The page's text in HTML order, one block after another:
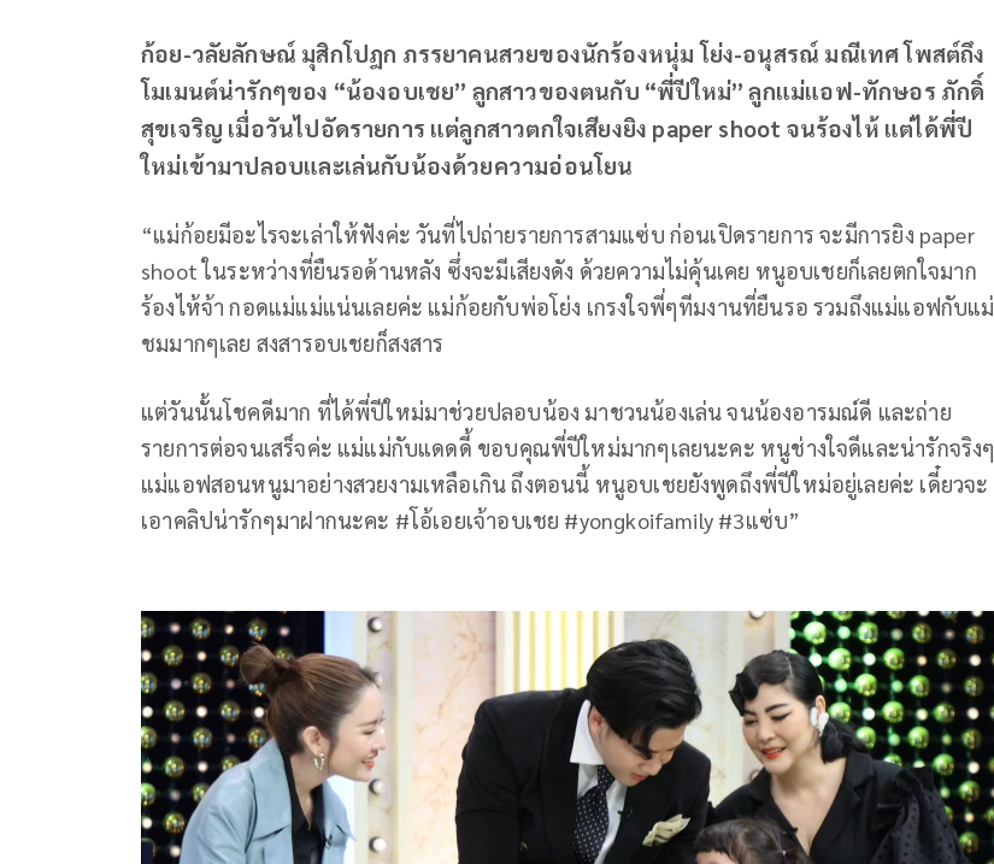
ก้อย-วลัยลักษณ์ มุสิกโปฎก ภรรยาคนสวยของนักร้องหนุ่ม โย่ง-อนุสรณ์ มณีเทศ โพสต์ถึง
โมเมนต์น่ารักๆของ “น้องอบเชย” ลูกสาวของตนกับ “พี่ปีใหม่” ลูกแม่แอฟ-ทักษอร ภักดิ์
สุขเจริญ เมื่อวันไปอัดรายการ แต่ลูกสาวตกใจเสียงยิง paper shoot จนร้องไห้ แต่ได้พี่ปี
ใหม่เข้ามาปลอบและเล่นกับน้องด้วยความอ่อนโยน
“แม่ก้อยมีอะไรจะเล่าให้ฟังค่ะ วันที่ไปถ่ายรายการสามแซ่บ ก่อนเปิดรายการ จะมีการยิง paper
shoot ในระหว่างที่ยืนรอด้านหลัง ซึ่งจะมีเสียงดัง ด้วยความไม่คุ้นเคย หนูอบเชยก็เลยตกใจมาก
ร้องไห้จ้า กอดแม่แม่แน่นเลยค่ะ แม่ก้อยกับพ่อโย่ง เกรงใจพี่ๆทีมงานที่ยืนรอ รวมถึงแม่แอฟกับแม่
ชมมากๆเลย สงสารอบเชยก็สงสาร
แต่วันนั้นโชคดีมาก ที่ได้พี่ปีใหม่มาช่วยปลอบน้อง มาชวนน้องเล่น จนน้องอารมณ์ดี และถ่าย
รายการต่อจนเสร็จค่ะ แม่แม่กับแดดดี้ ขอบคุณพี่ปีใหม่มากๆเลยนะคะ หนูช่างใจดีและน่ารักจริงๆ
แม่แอฟสอนหนูมาอย่างสวยงามเหลือเกิน ถึงตอนนี้ หนูอบเชยยังพูดถึงพี่ปีใหม่อยู่เลยค่ะ เดี๋ยวจะ
เอาคลิปน่ารักๆมาฝากนะคะ #โอ้เอยเจ้าอบเชย #yongkoifamily #3แซ่บ”